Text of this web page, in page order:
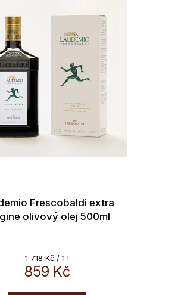
Frescobaldi extra
olivový olej 500ml
859 Kč
Měrná
cena:
1 718 Kč / 1 l